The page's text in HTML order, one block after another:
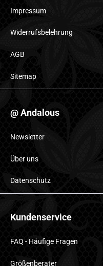
Impressum
Widerrufsbelehrung
AGB
Sitemap
@ Andalous
Newsletter
Über uns
Datenschutz
Kundenservice
FAQ - Häufige Fragen
Größenberater